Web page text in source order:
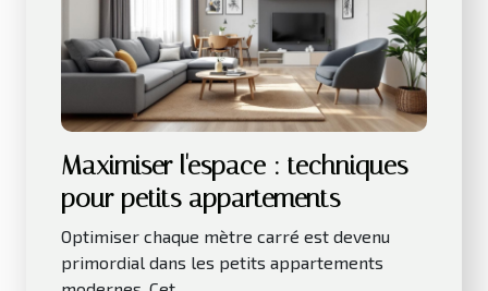
Maximiser l'espace : techniques
pour petits appartements
Optimiser chaque mètre carré est devenu
primordial dans les petits appartements